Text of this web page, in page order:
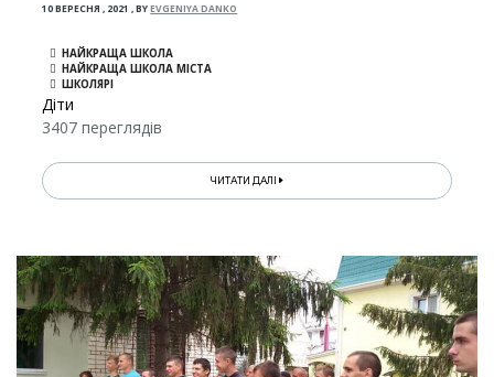
10 ВЕРЕСНЯ , 2021 ,BYEVGENIYA DANKO
НАЙКРАЩА ШКОЛА
НАЙКРАЩА ШКОЛА МІСТА
ШКОЛЯРІ
Діти
3407 переглядів
ЧИТАТИ ДАЛІ